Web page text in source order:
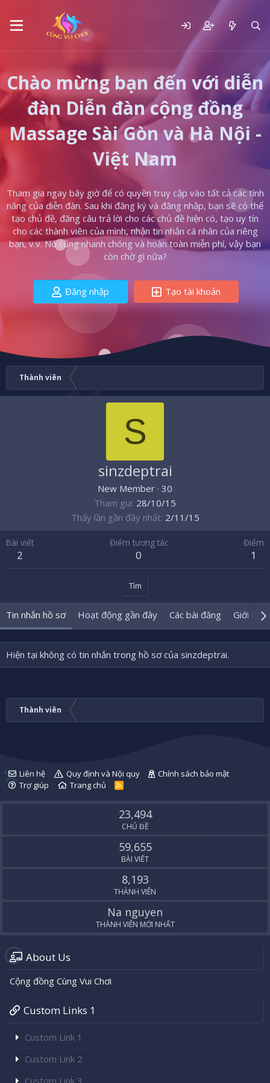
Chào mừng bạn đến với diễn
đàn Diễn đàn cộng đồng
Massage Sài Gòn và Hà Nội -
Việt Nam
Tham gia ngay bây giờ để có quyền truy cập vào tất cả các tính
năng của diễn đàn. Sau khi đăng ký và đăng nhập, bạn sẽ có thể
tạo chủ đề, đăng câu trả lời cho các chủ đề hiện có, tạo uy tín
cho các thành viên của mình, nhận tin nhắn cá nhân của riêng
bạn, v.v. Nó cũng nhanh chóng và hoàn toàn miễn phí, vậy bạn
còn chờ gì nữa?
Đăng nhập Tạo tài khoản
Thành viên
S
sinzdeptrai
New Member · 30
Tham gia 28/10/15
Thấy lần gần đây nhất 2/11/15
Bài viết
2
Điểm tương tác
0
Điểm
1
Tìm
Tin nhắn hồ sơ Hoạt động gần đây Các bài đăng Giới
Hiện tại không có tin nhắn trong hồ sơ của sinzdeptrai.
Thành viên
Liên hệ Quy định và Nội quy
Chính sách bảo mật
Trợ giúp
Trang chủ
R
S
23,494
CHỦ ĐỀ
59,655
BÀI VIẾT
8,193
THÀNH VIÊN
Na nguyen
THÀNH VIÊN MỚI NHẤT
About Us
Cộng đồng Cùng Vui Chơi
Custom Links 1
Custom Link 1
Custom Link 2